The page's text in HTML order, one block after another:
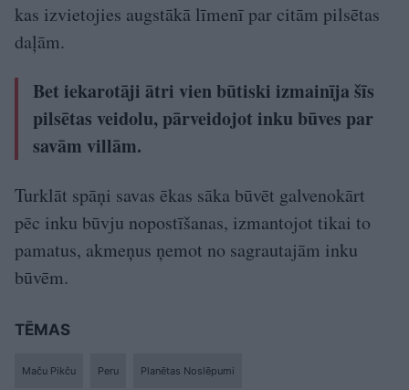
kas izvietojies augstākā līmenī par citām pilsētas
daļām.
Bet iekarotāji ātri vien būtiski izmainīja šīs
pilsētas veidolu, pārveidojot inku būves par
savām villām.
Turklāt spāņi savas ēkas sāka būvēt galvenokārt
pēc inku būvju nopostīšanas, izmantojot tikai to
pamatus, akmeņus ņemot no sagrautajām inku
būvēm.
TĒMAS
Maču Pikču Peru Planētas Noslēpumi